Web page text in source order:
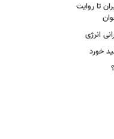
تا روایت
انرژی
خورد